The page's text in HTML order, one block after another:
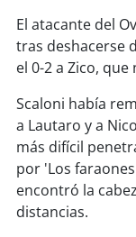
El atacante del
tras deshacerse
el 0-2 a Zico,
Scaloni había
a Lautaro y a
más difícil
por 'Los
encontró la
distancias.